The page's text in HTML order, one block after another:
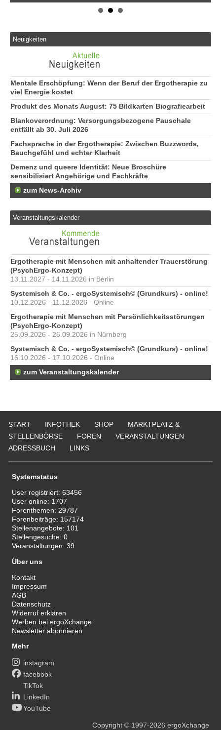
Neuigkeiten
Mentale Erschöpfung: Wenn der Beruf der Ergotherapie zu
viel Energie kostet
Produkt des Monats August: 75 Bildkarten Biografiearbeit
Blankoverordnung: Versorgungsbezogene Pauschale
entfällt ab 30. Juli 2026
Fachsprache in der Ergotherapie: Zwischen Buzzwords,
Bauchgefühl und echter Klarheit
Demenz und queere Identität: Neue Broschüre
sensibilisiert Angehörige und Fachkräfte
zum News-Archiv
Veranstaltungskalender
Ergotherapie mit Menschen mit anhaltender Trauerstörung
(PsychErgo-Konzept)
13.11.2027 - 14.11.2026 in Berlin
Systemisch & Co. - ergoSystemisch© (Grundkurs) - online!
10.12.2026 - 11.12.2026 - Online
Ergotherapie mit Menschen mit Persönlichkeitsstörungen
(PsychErgo-Konzept)
25.09.2026 - 26.09.2026 in Nürnberg
Systemisch & Co. - ergoSystemisch© (Grundkurs) - online!
16.10.2026 - 17.10.2026 - Online
zum Veranstaltungskalender
START INFOTHEK SHOP
MARKTPLATZ &
STELLENBÖRSE
FOREN
VERANSTALTUNGEN
ADRESSBUCH
LINKS
Systemstatus
User registriert:63456
User online: 1707
Forenthemen: 29787
Forenbeiträge: 157174
Stellenangebote: 101
Stellengesuche:0
Veranstaltungen:39
Über uns
Kontakt
Impressum
AGB
Datenschutz
Widerruf erklären
Werben bei ergoXchange
Newsletter abonnieren
Mehr
instagram
facebook
TikTok
LinkedIn
YouTube
Copyright© 1997-2026 ergoXchange